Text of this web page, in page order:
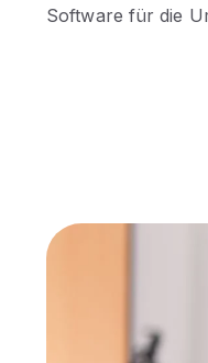
Software für die